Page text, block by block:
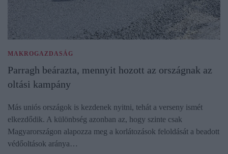
MAKROGAZDASÁG
Parragh beárazta, mennyit hozott az országnak az
oltási kampány
Más uniós országok is kezdenek nyitni, tehát a verseny ismét
elkezdődik. A különbség azonban az, hogy szinte csak
Magyarországon alapozza meg a korlátozások feloldását a beadott
védőoltások aránya…